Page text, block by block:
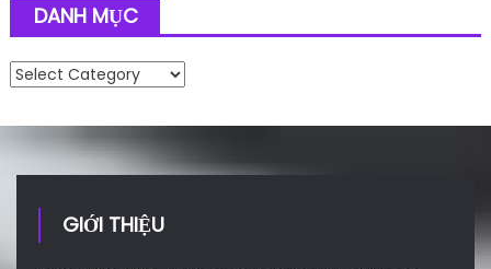
DANH MỤC
Danh mục
GIỚI THIỆU